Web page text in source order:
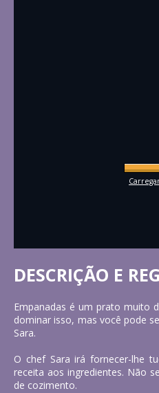
DESCRIÇÃO E
Empanadas é um prato muito
dominar isso, mas você pode
Sara.
O chef Sara irá fornecer-lhe
receita aos ingredientes. Não
de cozimento.